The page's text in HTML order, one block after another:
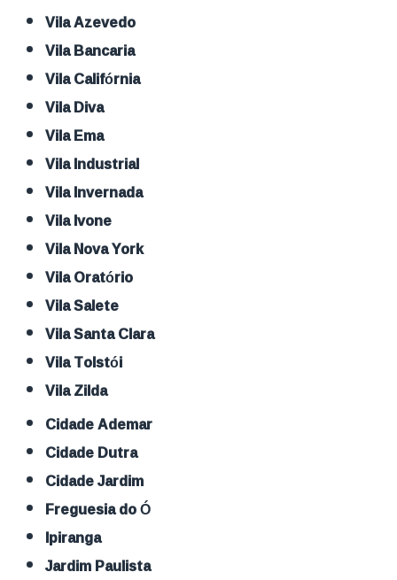
Vila Azevedo
Vila Bancaria
Vila Califórnia
Vila Diva
Vila Ema
Vila Industrial
Vila Invernada
Vila Ivone
Vila Nova York
Vila Oratório
Vila Salete
Vila Santa Clara
Vila Tolstói
Vila Zilda
Cidade Ademar
Cidade Dutra
Cidade Jardim
Freguesia do Ó
Ipiranga
Jardim Paulista